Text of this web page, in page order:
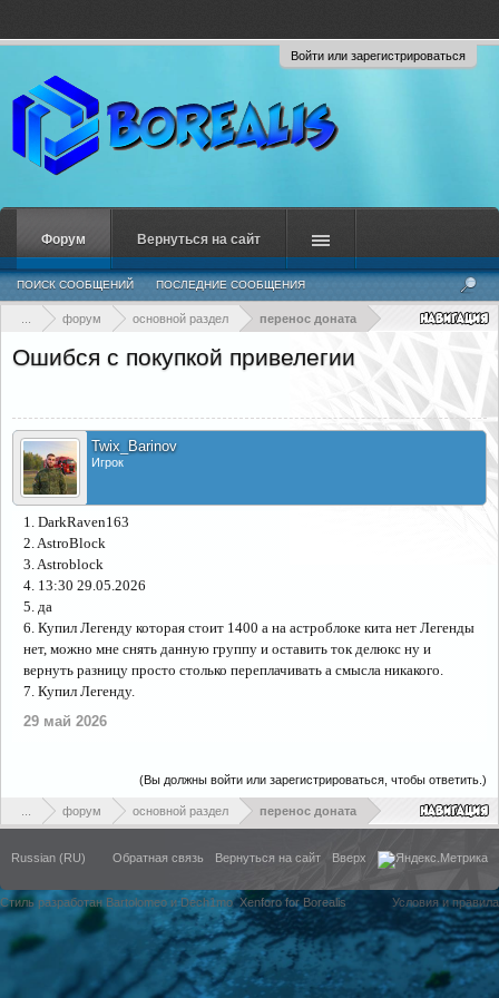
Войти или зарегистрироваться
форум основной раздел перенос доната
Ошибся с покупкой привелегии
Twix_Barinov
Игрок
1. DarkRaven163
2. AstroBlock
3. Astroblock
4. 13:30 29.05.2026
5. да
6. Купил Легенду которая стоит 1400 а на астроблоке кита нет Легенды
нет, можно мне снять данную группу и оставить ток делюкс ну и
вернуть разницу просто столько переплачивать а смысла никакого.
7. Купил Легенду.
29 май 2026
(Вы должны войти или зарегистрироваться, чтобы ответить.)
форум основной раздел перенос доната
Форум
ПОИСК СООБЩЕНИЙ ПОСЛЕДНИЕ СООБЩЕНИЯ
Вернуться на сайт
Russian (RU) Обратная связь Вернуться на сайт Вверх
Стиль разработан Bartolomeo и Dech1moXenforo for Borealis Условия и правила